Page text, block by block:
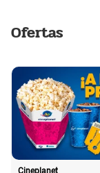
Ofertas